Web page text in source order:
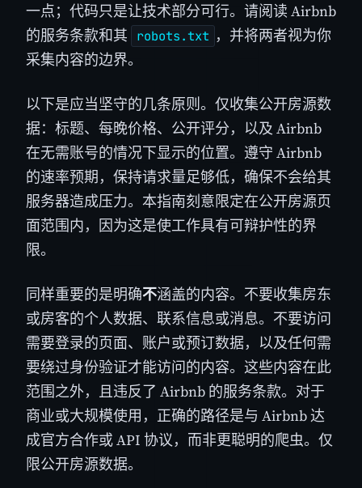
一点；代码只是让技术部分可行。请阅读 Airbnb
的服务条款和其
robots.txt ，并将两者视为你
采集内容的边界。
以下是应当坚守的几条原则。仅收集公开房源数
据：标题、每晚价格、公开评分，以及 Airbnb
在无需账号的情况下显示的位置。遵守 Airbnb
的速率预期，保持请求量足够低，确保不会给其
服务器造成压力。本指南刻意限定在公开房源页
面范围内，因为这是使工作具有可辩护性的界
限。
同样重要的是明确不涵盖的内容。不要收集房东
或房客的个人数据、联系信息或消息。不要访问
需要登录的页面、账户或预订数据，以及任何需
要绕过身份验证才能访问的内容。这些内容在此
范围之外，且违反了 Airbnb 的服务条款。对于
商业或大规模使用，正确的路径是与 Airbnb 达
成官方合作或 API 协议，而非更聪明的爬虫。仅
限公开房源数据。